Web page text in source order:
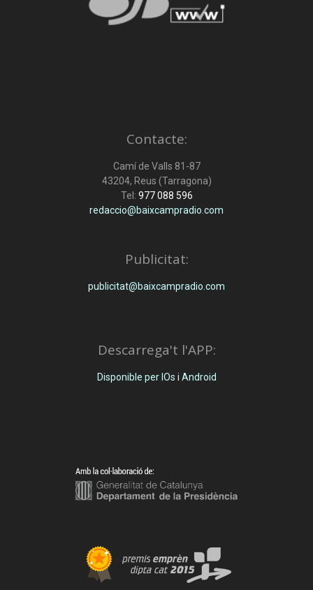
Contacte:
Camí de Valls 81-87
43204, Reus (Tarragona)
Tel: 977 088 596
redaccio@baixcampradio.com
Publicitat:
publicitat@baixcampradio.com
Descarrega't l'APP:
Disponible per IOs i Android